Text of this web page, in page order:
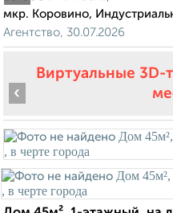
мкр. Коровино,
Агентство, 30.07.2026
Виртуальные
‹